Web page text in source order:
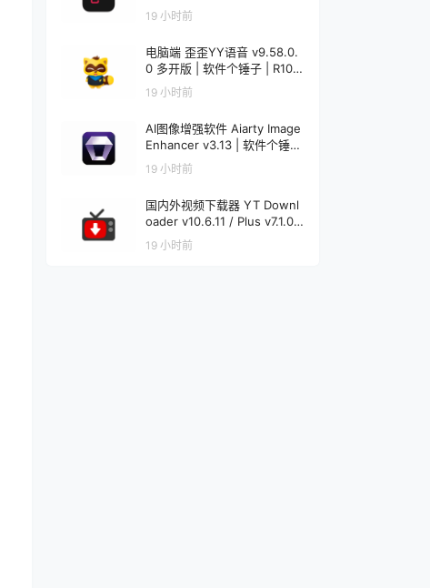
1.0.0 | 软件个锤子 | R4521
19 小时前
电脑端 歪歪YY语音 v9.58.0.
0 多开版 | 软件个锤子 | R108
19 小时前
AI图像增强软件 Aiarty Image
Enhancer v3.13 | 软件个锤子
| R1848
19 小时前
国内外视频下载器 YT Downl
oader v10.6.11 / Plus v7.1.0
Mac v7.1.0 | 软件个锤子 | R12
20
19 小时前